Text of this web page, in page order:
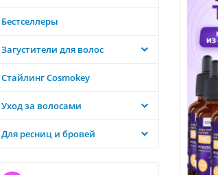
Бестселлеры
Загустители для волос
Стайлинг Cosmokey
Уход за волосами
Для ресниц и бровей